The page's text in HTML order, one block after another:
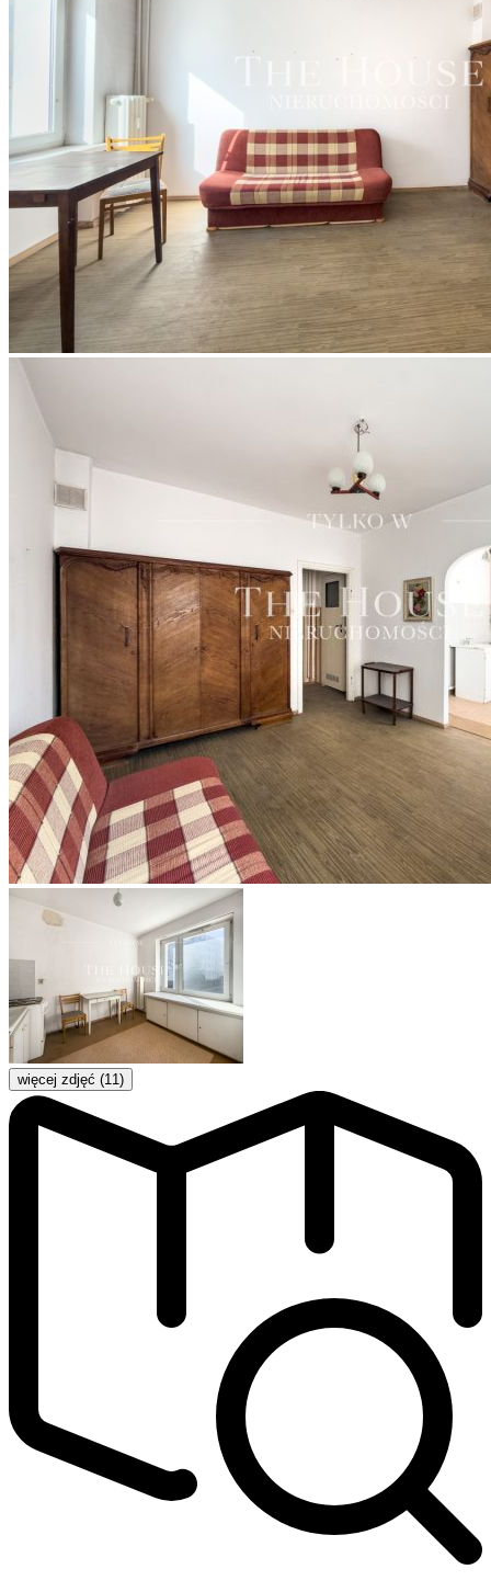
więcej zdjęć (11)